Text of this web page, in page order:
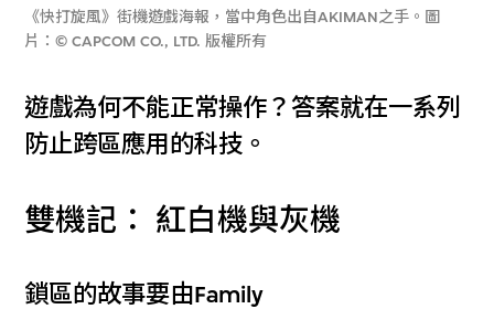
《快打旋風》街機遊戲海報，當中角色出自AKIMAN之手。圖
片：© CAPCOM CO., LTD. 版權所有
遊戲為何不能正常操作？答案就在一系列
防止跨區應用的科技。
雙機記： 紅白機與灰機
鎖區的故事要由Family